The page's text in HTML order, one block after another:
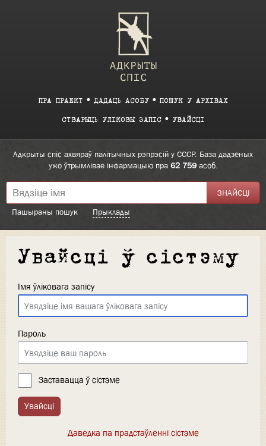
ПРА ПРАЕКТ ДАДАЦЬ АСОБУ ПОШУК У АРХІВАХ
СТВАРЫЦЬ УЛІКОВЫ ЗАПІС УВАЙСЦІ
Адкрыты спіс ахвяраў палітычных рэпрэсій у СССР. База дадзеных
ужо ўтрымлівае інфармацыю пра 62 759асоб.
Пашыраны пошук Прыклады
Увайсці ў сістэму
Імя ўліковага запісу
Пароль
Заставацца ў сістэме
Увайсці
Даведка па прадстаўленні сістэме